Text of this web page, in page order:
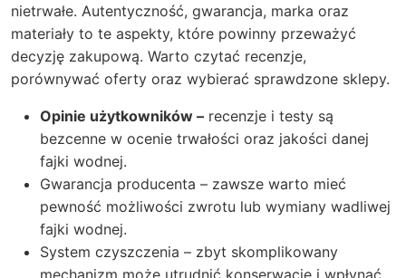
nietrwałe. Autentyczność, gwarancja, marka oraz
materiały to te aspekty, które powinny przeważyć
decyzję zakupową. Warto czytać recenzje,
porównywać oferty oraz wybierać sprawdzone sklepy.
Opinie użytkowników – recenzje i testy są
bezcenne w ocenie trwałości oraz jakości danej
fajki wodnej.
Gwarancja producenta – zawsze warto mieć
pewność możliwości zwrotu lub wymiany wadliwej
fajki wodnej.
System czyszczenia – zbyt skomplikowany
mechanizm może utrudnić konserwację i wpłynąć